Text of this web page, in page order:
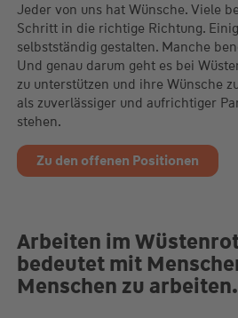
Jeder von uns hat Wünsche. Viele
Schritt in die richtige Richtung.
selbstständig gestalten. Manche
Und genau darum geht es bei
zu unterstützen und ihre Wünsche
als zuverlässiger und aufrichtiger
stehen.
Zu den offenen Positionen
Arbeiten im
bedeutet mit
Menschen zu arbeiten.